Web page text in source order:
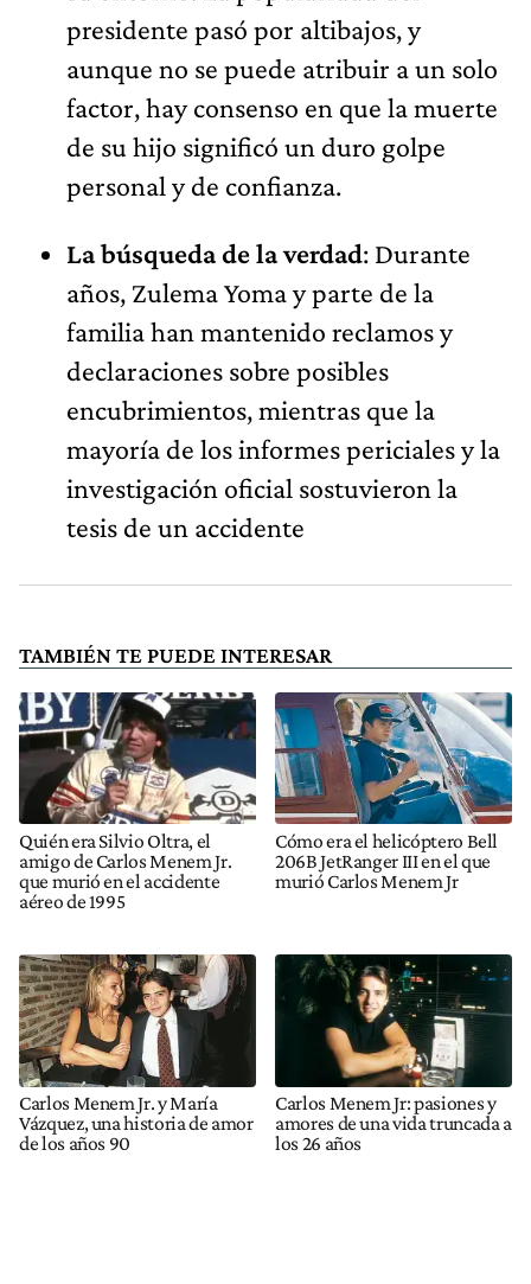
presidente pasó por altibajos, y
aunque no se puede atribuir a un solo
factor, hay consenso en que la muerte
de su hijo significó un duro golpe
personal y de confianza.
La búsqueda de la verdad: Durante
años, Zulema Yoma y parte de la
familia han mantenido reclamos y
declaraciones sobre posibles
encubrimientos, mientras que la
mayoría de los informes periciales y la
investigación oficial sostuvieron la
tesis de un accidente
TAMBIÉN TE PUEDE INTERESAR
Quién era Silvio Oltra, el
amigo de Carlos Menem Jr.
que murió en el accidente
aéreo de 1995
Cómo era el helicóptero Bell
206B JetRanger III en el que
murió Carlos Menem Jr
Carlos Menem Jr. y María
Vázquez, una historia de amor
de los años 90
Carlos Menem Jr: pasiones y
amores de una vida truncada a
los 26 años